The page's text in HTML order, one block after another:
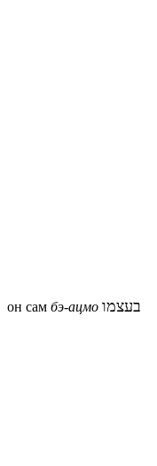
он сам бэ-ацмо בעצמו